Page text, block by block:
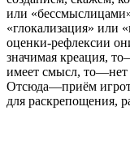
или
«глокализация» или
оценки-рефлексии
значимая креация,
имеет смысл, то—нет
Отсюда—приём
для раскрепощения,